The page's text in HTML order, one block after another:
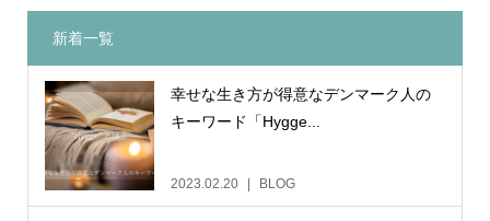
新着一覧
幸せな生き方が得意なデンマーク人の
キーワード「Hygge...
2023.02.20 BLOG